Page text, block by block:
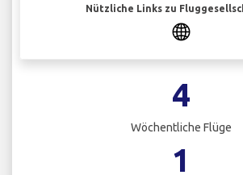
Nützliche Links zu
4
Wöchentliche Flüge
1